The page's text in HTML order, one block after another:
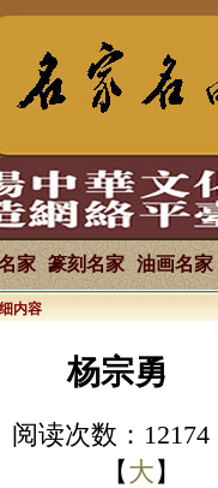
家 篆刻名家 油画名家
内容
杨宗勇
阅读次数：
【大】